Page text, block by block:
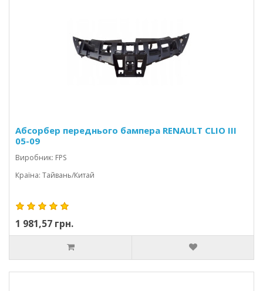
Абсорбер переднього бампера RENAULT CLIO III
05-09
Виробник: FPS
Країна: Тайвань/Китай
1 981,57 грн.